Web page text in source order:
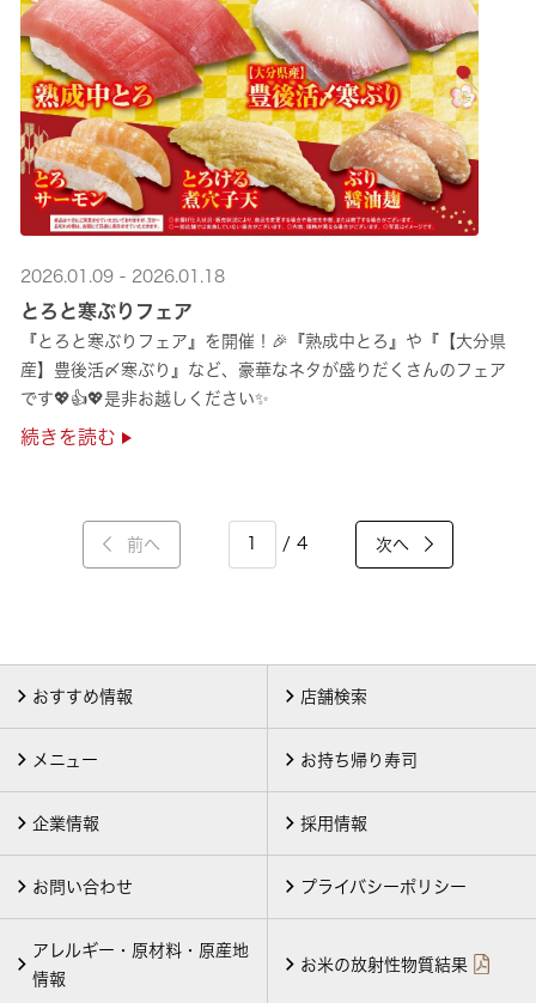
2026.01.09 - 2026.01.18
とろと寒ぶりフェア
『とろと寒ぶりフェア』を開催！🎉『熟成中とろ』や『【大分県
産】豊後活〆寒ぶり』など、豪華なネタが盛りだくさんのフェア
です💖👍💖是非お越しください✨
続きを読む
前へ / 4 次へ
おすすめ情報 店舗検索
メニュー お持ち帰り寿司
企業情報 採用情報
お問い合わせ プライバシーポリシー
アレルギー・原材料・原産地
情報
お米の放射性物質結果